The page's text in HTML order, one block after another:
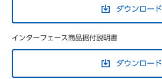
ダウンロード
インターフェース商品据付説明書
ダウンロード